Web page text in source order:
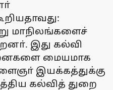
மாநிலங்களைச்
இது கல்வி
மையமாக
இயக்கத்துக்கு
கல்வித் துறை